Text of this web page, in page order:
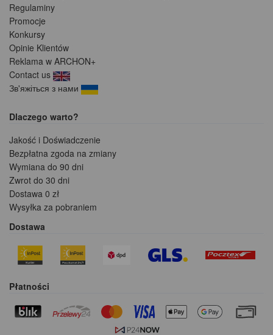
Regulaminy
Promocje
Konkursy
Opinie Klientów
Reklama w ARCHON+
Contact us
Зв'яжіться з нами
Dlaczego warto?
Jakość i Doświadczenie
Bezpłatna zgoda na zmiany
Wymiana do 90 dni
Zwrot do 30 dni
Dostawa 0 zł
Wysyłka za pobraniem
Dostawa
Płatności